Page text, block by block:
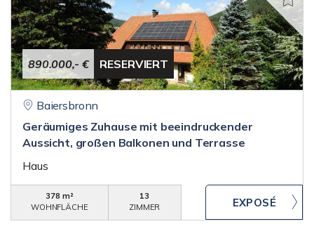
890.000,- € RESERVIERT
Baiersbronn
Geräumiges Zuhause mit beeindruckender
Aussicht, großen Balkonen und Terrasse
Haus
378 m²
WOHNFLÄCHE
13
ZIMMER